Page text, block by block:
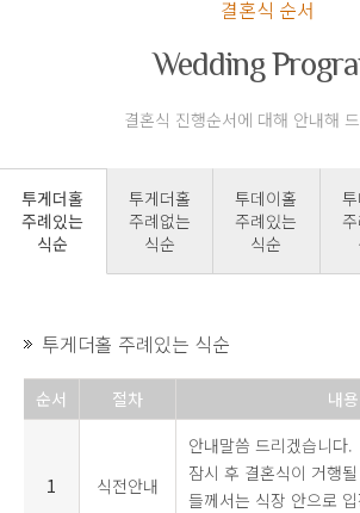
결혼식 순서
Wedding
결혼식 진행순서에 대해 안내해
투게더홀
주례있는
식순
투게더홀
주례없는
식순
투데이홀
주례있는
식순
투게더홀 주례있는 식순
순서 절차 내용
1 식전안내
안내말씀 드리겠습니다.
잠시 후 결혼식이 거행
들께서는 식장 안으로